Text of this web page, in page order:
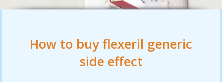
How to buy flexeril generic
side effect